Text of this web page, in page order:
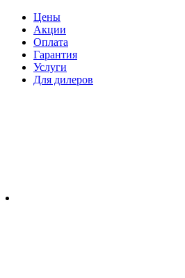
Цены
Акции
Оплата
Гарантия
Услуги
Для дилеров